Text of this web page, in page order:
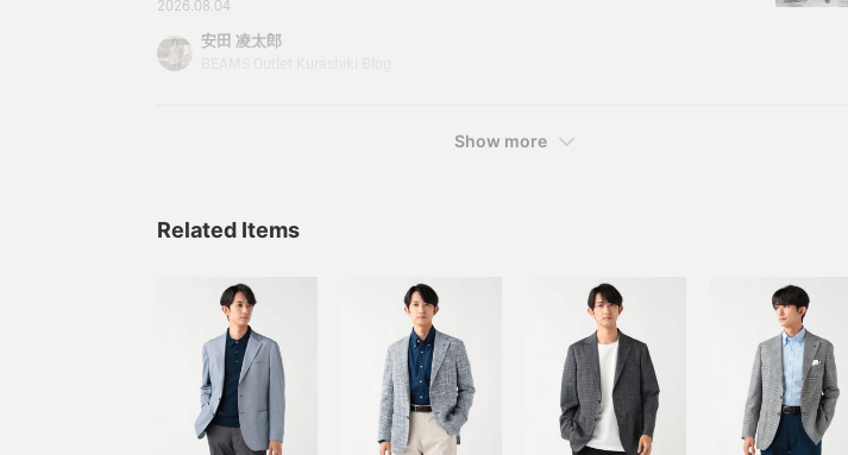
になり、すっきりセミスリ
ムフィットです。 シャツ
は、イージーケアのトリコ
し、美しいロールを描いた
ットツイル素材はツイルの
畝りを表現したトリコット
ニット素材になり、シーズ
ンレスで、ストレッチが効
き、快適な着心地で、イー
ジーケア仕様になり、ケア
も楽です。ボタンダウンカ
ラーになり、タイドアップ
*(170cm/wearing shirt size M/pants size M) 41010033900 BEAMS
HEART Tricot Easy Care Short Sleeve Button-Down Shirt Colors: White,
2026.08.04
安田 凌太郎
Show more
Related Items